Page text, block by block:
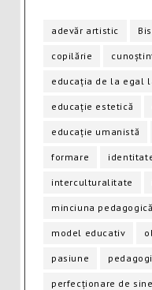
adevăr artistic
copilărie
educația de la egal
educație estetică
educație umanistă
formare
interculturalitate
minciuna pedagogică
model educativ
pasiune
perfecționare de sine